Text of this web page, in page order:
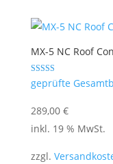
gewählt
werden
Varianten
Die
Optionen
auf
der
MX-5 NC Roof
Bewertet mit
5.00
geprüfte
289,00 €
inkl. 19 % MwSt.
zzgl.